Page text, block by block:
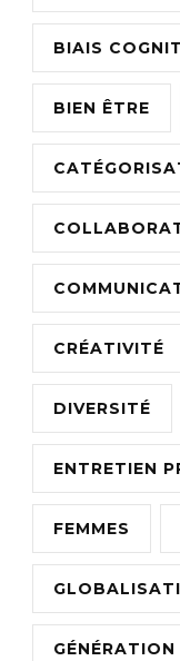
BIAIS
BIEN ÊTRE
CRÉATIVITÉ
DIVERSITÉ
ENTRETIEN
FEMMES
GÉNÉRATION